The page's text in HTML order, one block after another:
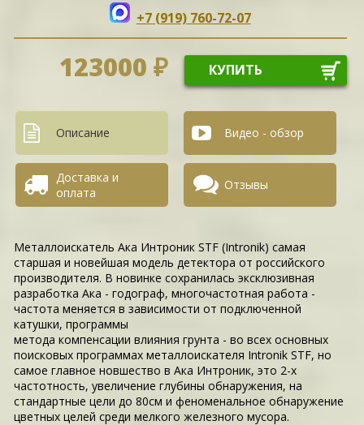
+7 (919) 760-72-07
123000 ₽ КУПИТЬ
Описание Видео - обзор
Доставка и
оплата
Отзывы
Металлоискатель Ака Интроник STF (Intronik) самая
старшая и новейшая модель детектора от российского
производителя. В новинке сохранилась эксклюзивная
разработка Ака - годограф, многочастотная работа -
частота меняется в зависимости от подключенной
катушки, программы
метода компенсации влияния грунта - во всех основных
поисковых программах металлоискателя Intronik STF, но
самое главное новшество в Ака Интроник, это 2-х
частотность, увеличение глубины обнаружения, на
стандартные цели до 80см и феноменальное обнаружение
цветных целей среди мелкого железного мусора.